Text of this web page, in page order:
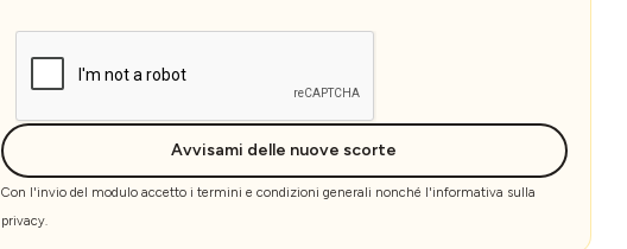
Avvisami delle nuove scorte
Con l'invio del modulo accetto i termini e condizioni generali nonché l'informativa sulla
privacy.